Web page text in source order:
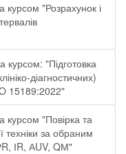
курсом "Розрахунок і
курсом: "Підготовка
діагностичних)
15189:2022"
курсом "Повірка та
техніки за обраним
ІR, АUV, QМ"